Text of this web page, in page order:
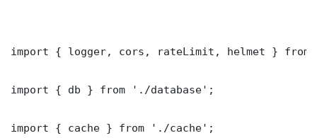
import { logger, cors, rateLimit, helmet } from
import { db } from './database';
import { cache } from './cache';